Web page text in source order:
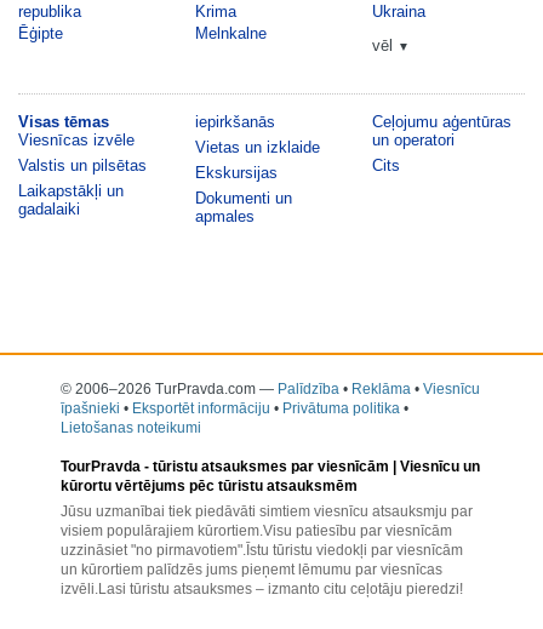
republika
Ēģipte
Krima
Melnkalne
Ukraina
vēl
▼
Visas tēmas
Viesnīcas izvēle
Valstis un pilsētas
Laikapstākļi un
gadalaiki
iepirkšanās
Vietas un izklaide
Ekskursijas
Dokumenti un
apmales
Ceļojumu aģentūras
un operatori
Cits
© 2006–2026 TurPravda.com — Palīdzība • Reklāma • Viesnīcu
īpašnieki • Eksportēt informāciju • Privātuma politika •
Lietošanas noteikumi
TourPravda - tūristu atsauksmes par viesnīcām | Viesnīcu un
kūrortu vērtējums pēc tūristu atsauksmēm
Jūsu uzmanībai tiek piedāvāti simtiem viesnīcu atsauksmju par
visiem populārajiem kūrortiem.Visu patiesību par viesnīcām
uzzināsiet "no pirmavotiem".Īstu tūristu viedokļi par viesnīcām
un kūrortiem palīdzēs jums pieņemt lēmumu par viesnīcas
izvēli.Lasi tūristu atsauksmes – izmanto citu ceļotāju pieredzi!